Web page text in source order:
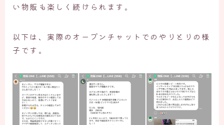
い物販も楽しく続けられます。
以下は、実際のオープンチャットでのやりとりの様
子です。